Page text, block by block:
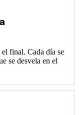
el final. Cada día se
se desvela en el